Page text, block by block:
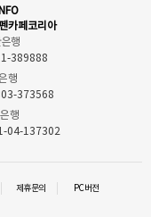
카페코리아
행
389888
행
373568
행
04-137302
제휴문의 PC버전